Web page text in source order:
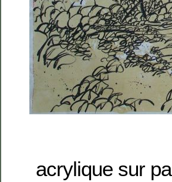
acrylique sur